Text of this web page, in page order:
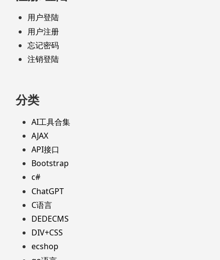
用户登陆
用户注册
忘记密码
注销登陆
分类
AI工具合集
AJAX
API接口
Bootstrap
c#
ChatGPT
C语言
DEDECMS
DIV+CSS
ecshop